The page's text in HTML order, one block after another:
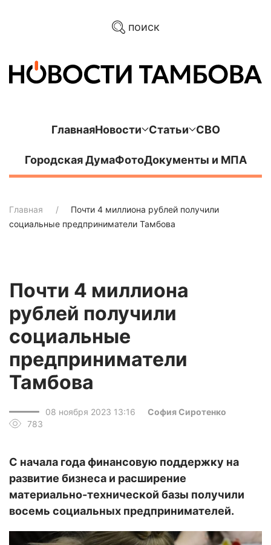
поиск
ГлавнаяНовости Статьи СВО
Городская ДумаФотоДокументы и МПА
Главная
Почти 4 миллиона рублей получили
социальные предприниматели Тамбова
Почти 4 миллиона
рублей получили
социальные
предприниматели
Тамбова
08 ноября 2023 13:16
София Сиротенко
783
С начала года финансовую поддержку на
развитие бизнеса и расширение
материально-технической базы получили
восемь социальных предпринимателей.